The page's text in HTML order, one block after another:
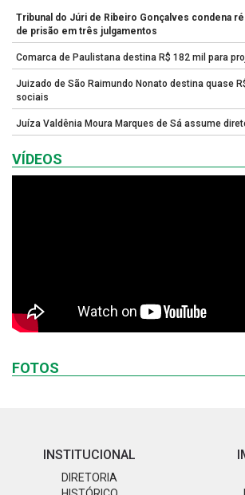
Tribunal do Júri de Ribeiro Gonçalves condena
de prisão em três julgamentos
Comarca de Paulistana destina R$ 182 mil para
Juizado de São Raimundo Nonato destina quase
sociais
Juíza Valdênia Moura Marques de Sá assume
VÍDEOS
FOTOS
INSTITUCIONAL
DIRETORIA